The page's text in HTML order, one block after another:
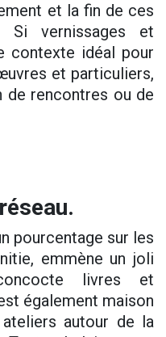
et la fin de ces
Si vernissages et
contexte idéal pour
et particuliers,
rencontres ou de
pourcentage sur les
emmène un joli
livres et
également maison
autour de la